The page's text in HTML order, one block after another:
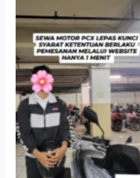
Hotel Kartika Chandra,
Jakarta Selatan